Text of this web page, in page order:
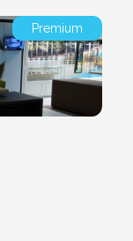
Premium